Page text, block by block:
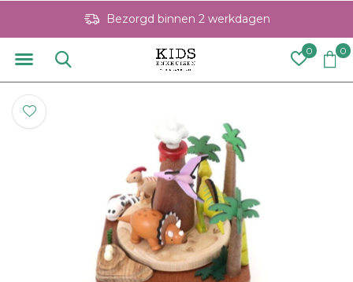
0 0
Bezorgd binnen 2 werkdagen